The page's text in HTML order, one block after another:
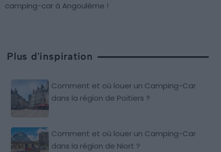
camping-car à Angoulême !
Plus d'inspiration
Comment et où louer un Camping-Car
dans la région de Poitiers ?
Comment et où louer un Camping-Car
dans la région de Niort ?